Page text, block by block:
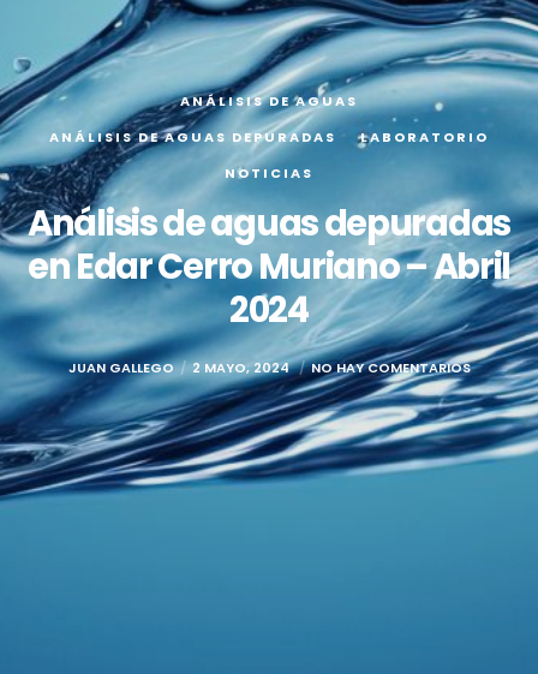
ANÁLISIS DE AGUAS
ANÁLISIS DE AGUAS DEPURADAS
LABORATORIO
NOTICIAS
Análisis de aguas depuradas
en Edar Cerro Muriano – Abril
2024
JUAN GALLEGO 2 MAYO, 2024 NO HAY COMENTARIOS